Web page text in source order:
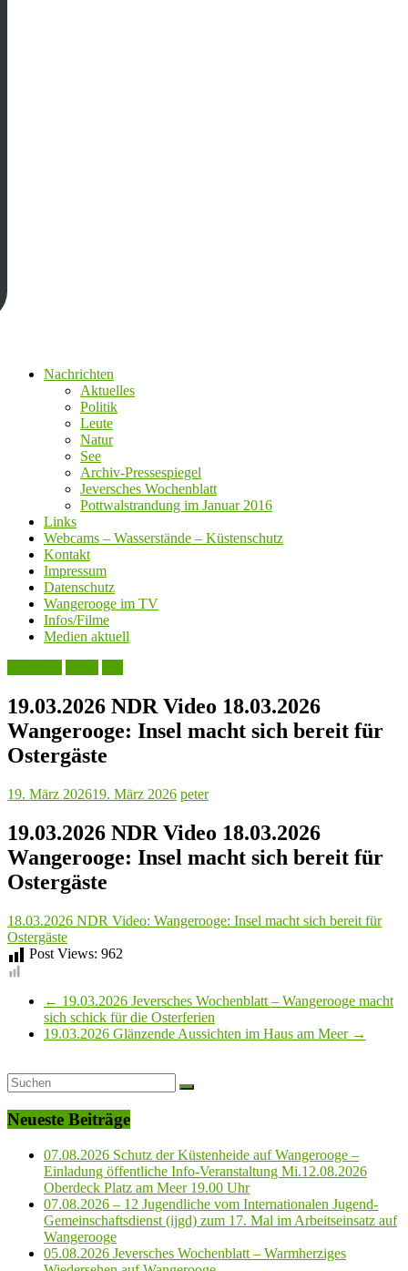
Nachrichten
Aktuelles
Politik
Leute
Natur
See
Archiv-Pressespiegel
Jeversches Wochenblatt
Pottwalstrandung im Januar 2016
Links
Webcams – Wasserstände – Küstenschutz
Kontakt
Impressum
Datenschutz
Wangerooge im TV
Infos/Filme
Medien aktuell
19.03.2026 NDR Video 18.03.2026
Wangerooge: Insel macht sich bereit für
Ostergäste
19. März 202619. März 2026 peter
19.03.2026 NDR Video 18.03.2026
Wangerooge: Insel macht sich bereit für
Ostergäste
18.03.2026 NDR Video: Wangerooge: Insel macht sich bereit für
Ostergäste
Post Views: 962
← 19.03.2026 Jeversches Wochenblatt – Wangerooge macht
sich schick für die Osterferien
19.03.2026 Glänzende Aussichten im Haus am Meer →
Neueste Beiträge
07.08.2026 Schutz der Küstenheide auf Wangerooge –
Einladung öffentliche Info-Veranstaltung Mi.12.08.2026
Oberdeck Platz am Meer 19.00 Uhr
07.08.2026 – 12 Jugendliche vom Internationalen Jugend-
Gemeinschaftsdienst (ijgd) zum 17. Mal im Arbeitseinsatz auf
Wangerooge
05.08.2026 Jeversches Wochenblatt – Warmherziges